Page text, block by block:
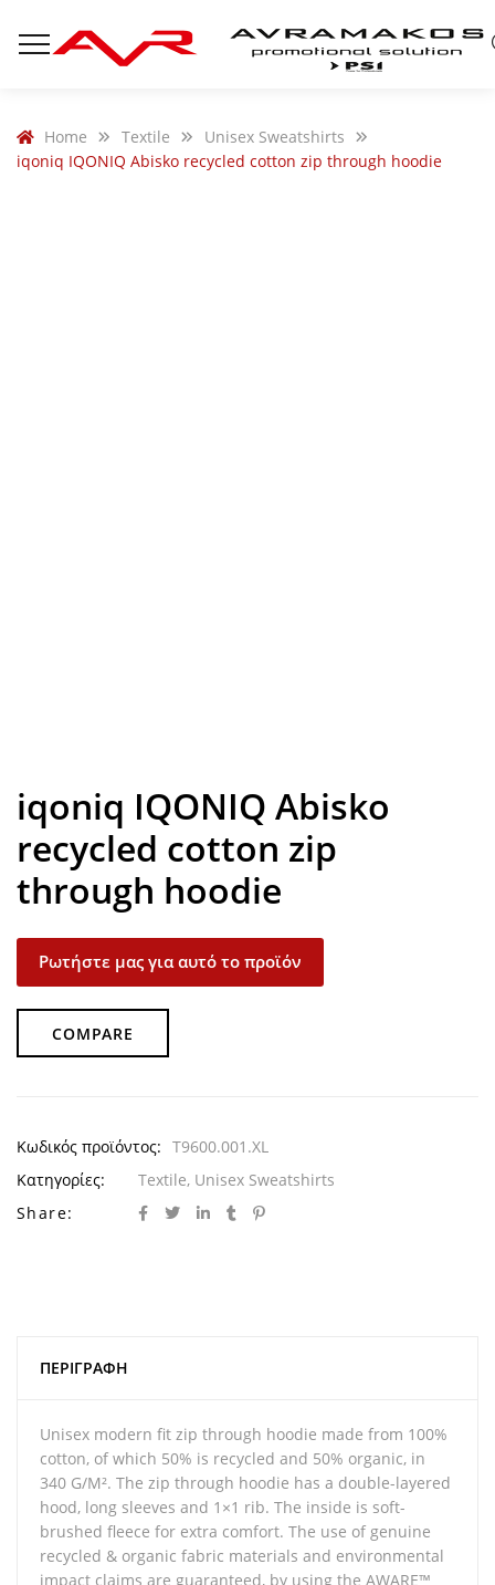
Home Textile
Unisex Sweatshirts
iqoniq IQONIQ Abisko recycled cotton zip through hoodie
iqoniq IQONIQ Abisko
recycled cotton zip
through hoodie
Ρωτήστε μας για αυτό το προϊόν
COMPARE
Κωδικός προϊόντος: T9600.001.XL
Κατηγορίες:
Textile, Unisex Sweatshirts
Share:
ΠΕΡΙΓΡΑΦΉ
Unisex modern fit zip through hoodie made from 100%
cotton, of which 50% is recycled and 50% organic, in
340 G/M². The zip through hoodie has a double-layered
hood, long sleeves and 1×1 rib. The inside is soft-
brushed fleece for extra comfort. The use of genuine
recycled & organic fabric materials and environmental
impact claims are guaranteed, by using the AWARE™